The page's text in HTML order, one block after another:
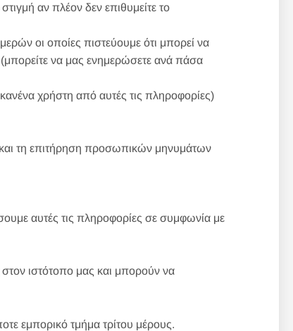
αν πλέον δεν επιθυμείτε το
οι οποίες πιστεύουμε ότι μπορεί να
να μας ενημερώσετε ανά πάσα
χρήστη από αυτές τις πληροφορίες)
τη επιτήρηση προσωπικών μηνυμάτων
αυτές τις πληροφορίες σε συμφωνία με
ιστότοπο μας και μπορούν να
εμπορικό τμήμα τρίτου μέρους.